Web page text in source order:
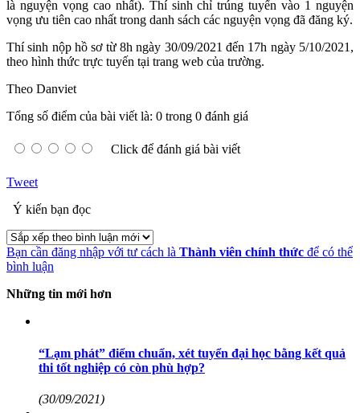
là nguyện vọng cao nhất). Thí sinh chỉ trúng tuyển vào 1 nguyện
vọng ưu tiên cao nhất trong danh sách các nguyện vọng đã đăng ký.
Thí sinh nộp hồ sơ từ 8h ngày 30/09/2021 đến 17h ngày 5/10/2021,
theo hình thức trực tuyến tại trang web của trường.
Theo Danviet
Tổng số điểm của bài viết là: 0 trong 0 đánh giá
Click để đánh giá bài viết
Tweet
Ý kiến bạn đọc
Bạn cần đăng nhập với tư cách là Thành viên chính thức để có thể
bình luận
Những tin mới hơn
“Lạm phát” điểm chuẩn, xét tuyển đại học bằng kết quả
thi tốt nghiệp có còn phù hợp?
(30/09/2021)